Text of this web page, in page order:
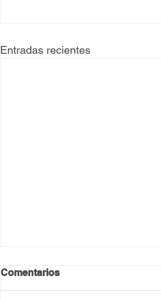
Entradas recientes
Comentarios